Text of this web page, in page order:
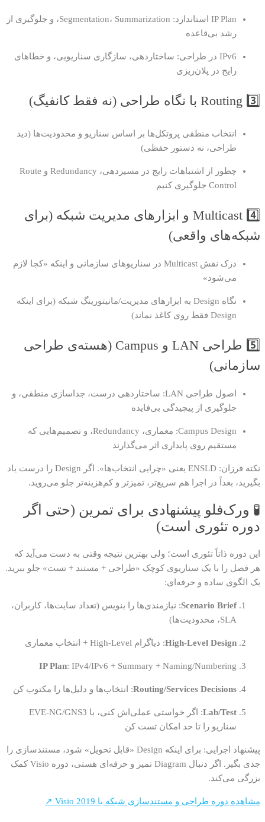
IP Plan استاندارد: Segmentation، Summarization، و جلوگیری از
رشد بی‌قاعده
IPv6 در طراحی: ساختاردهی، سازگاری سناریویی، و خطاهای
رایج در پلان‌ریزی
3️⃣ Routing با نگاه طراحی (نه فقط کانفیگ)
انتخاب منطقی پروتکل‌ها بر اساس سناریو و محدودیت‌ها (دید
طراحی، نه دستور حفظی)
چطور از اشتباهات رایج در مسیر‌دهی، Redundancy و Route
Control جلوگیری کنیم
4️⃣ Multicast و ابزارهای مدیریت شبکه (برای
شبکه‌های واقعی)
درک نقش Multicast در سناریوهای سازمانی و اینکه «کجا لازم
می‌شود»
نگاه Design به ابزارهای مدیریت/مانیتورینگ شبکه (برای اینکه
Design فقط روی کاغذ نماند)
5️⃣ طراحی LAN و Campus (هسته‌ی طراحی
سازمانی)
اصول طراحی LAN: ساختاردهی درست، جداسازی منطقی، و
جلوگیری از پیچیدگی بی‌فایده
Campus Design: معماری، Redundancy، و تصمیم‌هایی که
مستقیم روی پایداری اثر می‌گذارند
نکته فرزان: ENSLD یعنی «چرایی انتخاب‌ها». اگر Design را درست یاد
بگیرید، بعداً در اجرا هم سریع‌تر، تمیزتر و کم‌هزینه‌تر جلو می‌روید.
🧪 ورک‌فلو پیشنهادی برای تمرین (حتی اگر
دوره تئوری است)
این دوره ذاتاً تئوری است؛ ولی بهترین نتیجه وقتی به دست می‌آید که
هر فصل را با یک سناریوی کوچک «طراحی + مستند + تست» جلو ببرید.
یک الگوی ساده و حرفه‌ای:
Scenario Brief: نیازمندی‌ها را بنویس (تعداد سایت‌ها، کاربران،
SLA، محدودیت‌ها)
High-Level Design: دیاگرام High-Level + انتخاب معماری
IP Plan: IPv4/IPv6 + Summary + Naming/Numbering
Routing/Services Decisions: انتخاب‌ها و دلیل‌ها را مکتوب کن
Lab/Test
: اگر خواستی عملی‌اش کنی، با EVE-NG/GNS3
سناریو را تا حد امکان تست کن
پیشنهاد اجرایی: برای اینکه Design «قابل تحویل» شود، مستندسازی را
جدی بگیر. اگر دنبال Diagram تمیز و حرفه‌ای هستی، دوره Visio کمک
بزرگی می‌کند.
مشاهده دوره طراحی و مستندسازی شبکه با Visio 2019 ↗